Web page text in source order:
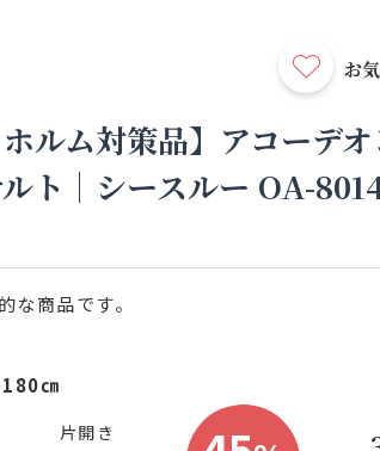
お
ホルム対策品】アコーデ
ト｜シースルー OA-
な商品です。
㎝
片開き